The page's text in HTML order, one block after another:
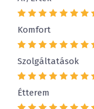
Komfort
Szolgáltatások
Étterem